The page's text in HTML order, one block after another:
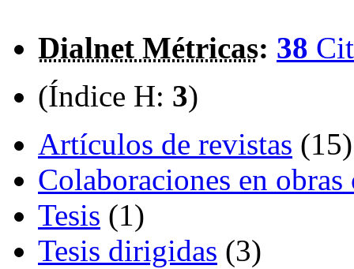
Dialnet Métricas: 38
(Índice H: 3)
Artículos de revistas (15)
Colaboraciones en
Tesis (1)
Tesis dirigidas (3)